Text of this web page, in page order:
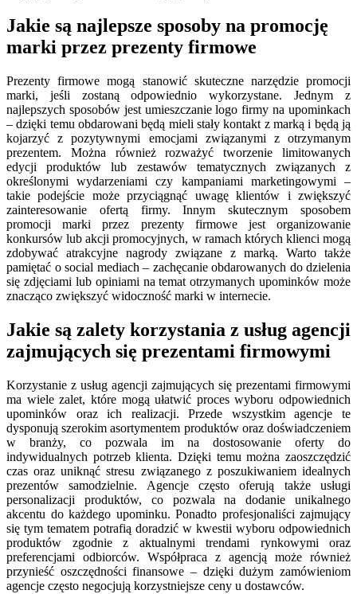
Jakie są najlepsze sposoby na promocję
marki przez prezenty firmowe
Prezenty firmowe mogą stanowić skuteczne narzędzie promocji
marki, jeśli zostaną odpowiednio wykorzystane. Jednym z
najlepszych sposobów jest umieszczanie logo firmy na upominkach
– dzięki temu obdarowani będą mieli stały kontakt z marką i będą ją
kojarzyć z pozytywnymi emocjami związanymi z otrzymanym
prezentem. Można również rozważyć tworzenie limitowanych
edycji produktów lub zestawów tematycznych związanych z
określonymi wydarzeniami czy kampaniami marketingowymi –
takie podejście może przyciągnąć uwagę klientów i zwiększyć
zainteresowanie ofertą firmy. Innym skutecznym sposobem
promocji marki przez prezenty firmowe jest organizowanie
konkursów lub akcji promocyjnych, w ramach których klienci mogą
zdobywać atrakcyjne nagrody związane z marką. Warto także
pamiętać o social mediach – zachęcanie obdarowanych do dzielenia
się zdjęciami lub opiniami na temat otrzymanych upominków może
znacząco zwiększyć widoczność marki w internecie.
Jakie są zalety korzystania z usług agencji
zajmujących się prezentami firmowymi
Korzystanie z usług agencji zajmujących się prezentami firmowymi
ma wiele zalet, które mogą ułatwić proces wyboru odpowiednich
upominków oraz ich realizacji. Przede wszystkim agencje te
dysponują szerokim asortymentem produktów oraz doświadczeniem
w branży, co pozwala im na dostosowanie oferty do
indywidualnych potrzeb klienta. Dzięki temu można zaoszczędzić
czas oraz uniknąć stresu związanego z poszukiwaniem idealnych
prezentów samodzielnie. Agencje często oferują także usługi
personalizacji produktów, co pozwala na dodanie unikalnego
akcentu do każdego upominku. Ponadto profesjonaliści zajmujący
się tym tematem potrafią doradzić w kwestii wyboru odpowiednich
produktów zgodnie z aktualnymi trendami rynkowymi oraz
preferencjami odbiorców. Współpraca z agencją może również
przynieść oszczędności finansowe – dzięki dużym zamówieniom
agencje często negocjują korzystniejsze ceny u dostawców.